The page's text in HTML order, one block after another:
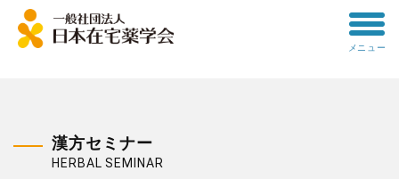
toggle
メニュー
漢方セミナー
HERBAL SEMINAR